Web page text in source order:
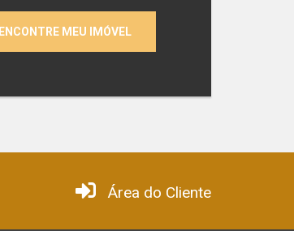
ENCONTRE MEU IMÓVEL
Área do Cliente